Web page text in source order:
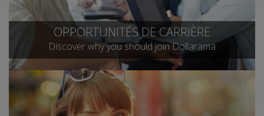
OPPORTUNITÉS DE CARRIÈRE
Discover why you should join Dollarama